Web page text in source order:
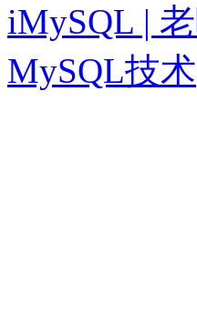
iMySQL |
MySQL技术